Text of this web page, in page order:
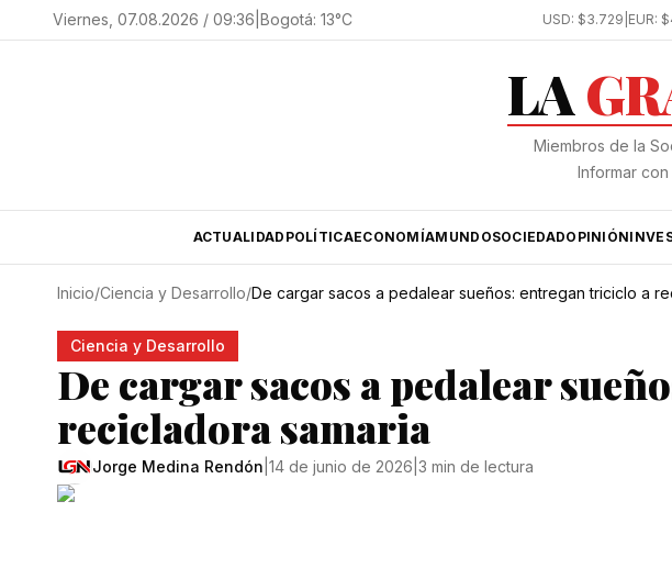
Viernes, 07.08.2026 / 09:36 Bogotá: 13°C USD: $3.729 EUR:
LA
Miembros de la
Informar
ACTUALIDAD POLÍTICAECONOMÍAMUNDOSOCIEDADOPINIÓN
Inicio/Ciencia y Desarrollo/De cargar sacos a pedalear sueños: entregan triciclo a
Ciencia y Desarrollo
De cargar sacos a pedalear
recicladora samaria
Jorge Medina Rendón 14 de junio de 2026 3 min de lectura